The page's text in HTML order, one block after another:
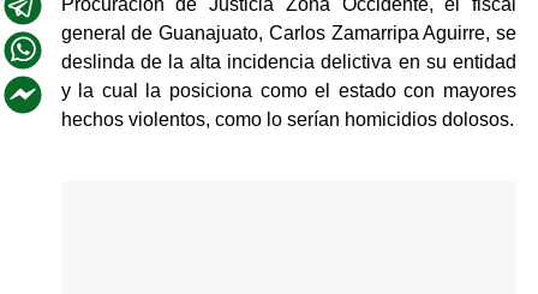
Procuración de Justicia Zona Occidente, el fiscal
general de Guanajuato, Carlos Zamarripa Aguirre, se
deslinda de la alta incidencia delictiva en su entidad
y la cual la posiciona como el estado con mayores
hechos violentos, como lo serían homicidios dolosos.